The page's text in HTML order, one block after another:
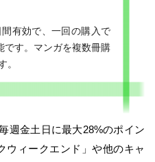
有効で、一回の購入で
です。マンガを複数冊購
。
週金土日に最大28%のポイン
ウィークエンド」や他のキャ